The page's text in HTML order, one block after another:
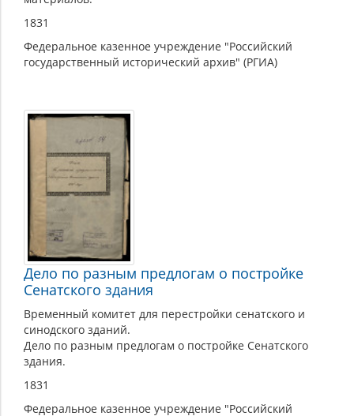
1831
Федеральное казенное учреждение "Российский
государственный исторический архив" (РГИА)
Дело по разным предлогам о постройке
Сенатского здания
Временный комитет для перестройки сенатского и
синодского зданий.
Дело по разным предлогам о постройке Сенатского
здания.
1831
Федеральное казенное учреждение "Российский